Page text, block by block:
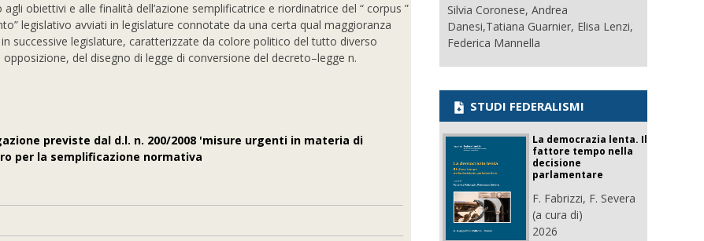
obiettivi e alle finalità dell’azione semplificatrice e riordinatrice del “ corpus ”
legislativo avviati in legislature connotate da una certa qual maggioranza
successive legislature, caratterizzate da colore politico del tutto diverso
del disegno di legge di conversione del decreto–legge n.
previste dal d.l. n. 200/2008 'misure urgenti in materia di
per la semplificazione normativa
Silvia Coronese, Andrea
Danesi,Tatiana Guarnier, Elisa Lenzi,
Federica Mannella
STUDI FEDERALISMI
La democrazia lenta. Il
fattore tempo nella
decisione
parlamentare
F. Fabrizzi, F. Severa
(a cura di)
2026